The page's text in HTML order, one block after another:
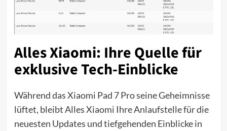
Alles Xiaomi: Ihre Quelle für
exklusive Tech-Einblicke
Während das Xiaomi Pad 7 Pro seine Geheimnisse
lüftet, bleibt Alles Xiaomi Ihre Anlaufstelle für die
neuesten Updates und tiefgehenden Einblicke in